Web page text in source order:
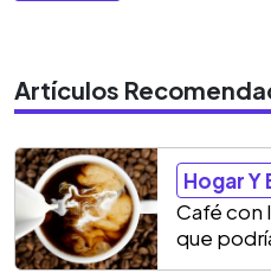
Artículos
Hogar Y
Café con
que